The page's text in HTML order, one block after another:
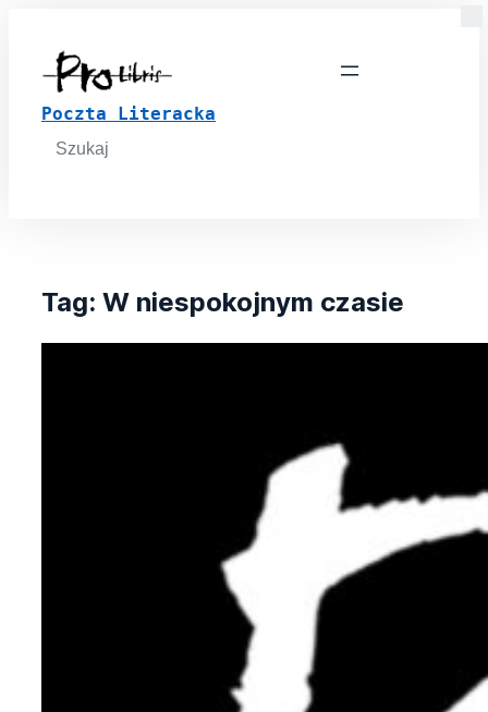
Poczta Literacka
Search
for:
Tag: W niespokojnym czasie